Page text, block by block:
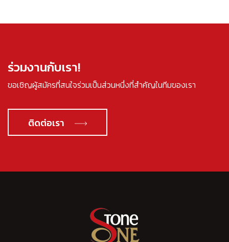
ร่วมงานกับเรา!
ขอเชิญผู้สมัครที่สนใจร่วมเป็นส่วนหนึ่งที่สำคัญในทีมของเรา
ติดต่อเรา